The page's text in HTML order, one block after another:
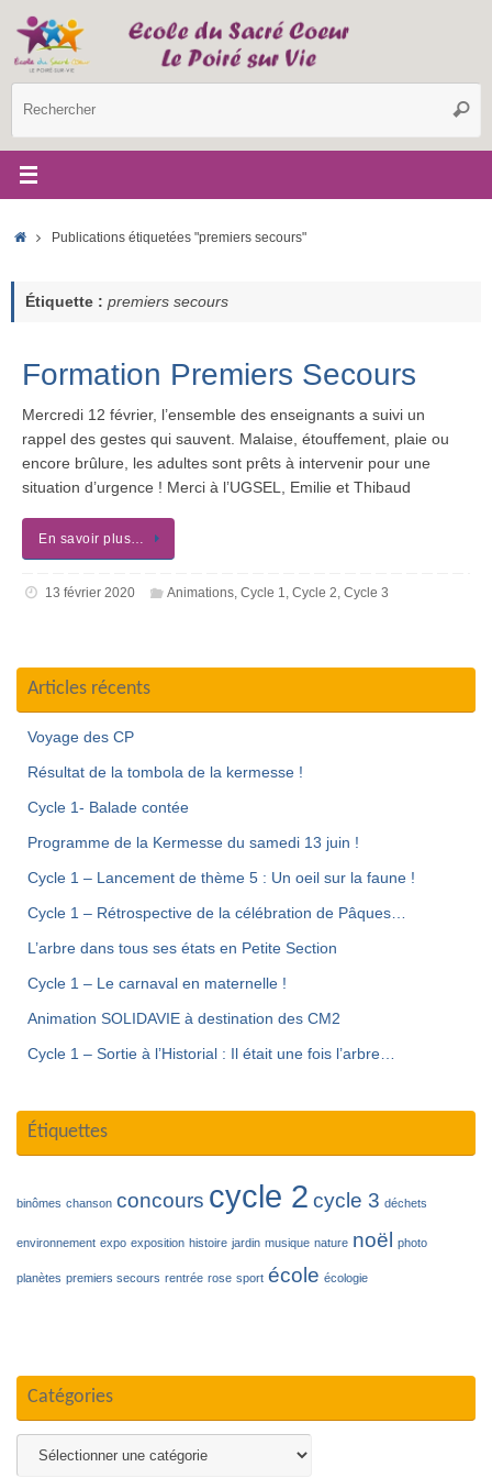
contenu
AccueilPublications étiquetées "premiers secours"
Étiquette : premiers secours
Formation Premiers Secours
Mercredi 12 février, l’ensemble des enseignants a suivi un
rappel des gestes qui sauvent. Malaise, étouffement, plaie ou
encore brûlure, les adultes sont prêts à intervenir pour une
situation d’urgence ! Merci à l’UGSEL, Emilie et Thibaud
En savoir plus…
13 février 2020 Animations,Cycle 1,Cycle 2,Cycle 3
Articles récents
Voyage des CP
Résultat de la tombola de la kermesse !
Cycle 1- Balade contée
Programme de la Kermesse du samedi 13 juin !
Cycle 1 – Lancement de thème 5 : Un oeil sur la faune !
Cycle 1 – Rétrospective de la célébration de Pâques…
L’arbre dans tous ses états en Petite Section
Cycle 1 – Le carnaval en maternelle !
Animation SOLIDAVIE à destination des CM2
Cycle 1 – Sortie à l’Historial : Il était une fois l’arbre…
Étiquettes
binômes chanson concours cycle 2 cycle 3 déchets
environnement expo exposition histoire jardin musique nature noël photo
planètes premiers secours rentrée rose sport école écologie
Catégories